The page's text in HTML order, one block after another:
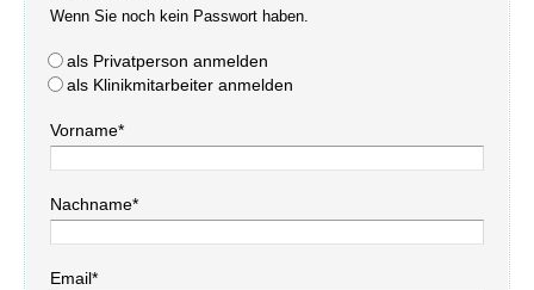
Wenn Sie noch kein Passwort haben.
als Privatperson anmelden
als Klinikmitarbeiter anmelden
Vorname*
Nachname*
Email*